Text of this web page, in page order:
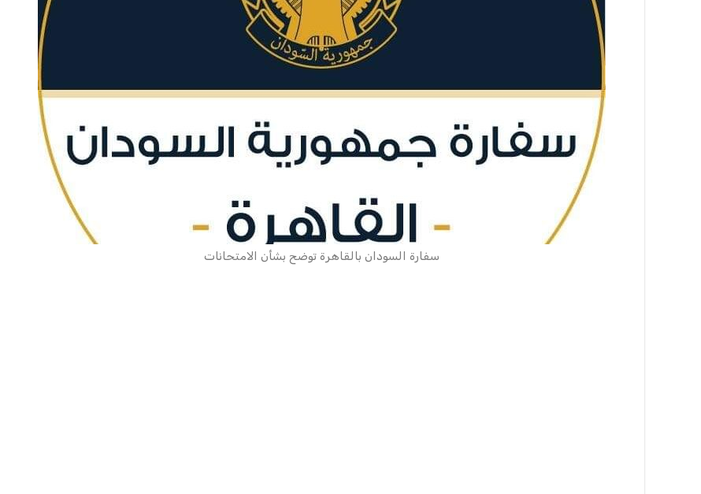
سفارة السودان بالقاهرة توضح بشأن الامتحانات